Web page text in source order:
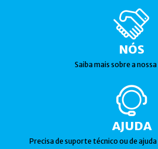
NÓS
Saiba mais sobre a
AJUDA
Precisa de suporte técnico ou de